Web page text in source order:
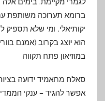
ברומא תערוכה משותפת
יקותיאלי, ומי שלא תספיק
הוא יוצג בקרוב (אמנם
במוזיאון פתח תקווה.
סאלח מחאמיד ידועה
אפשר להגיד – ענקי